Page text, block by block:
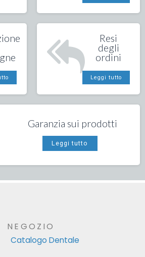
Resi
degli
ordini
Leggi tutto
Garanzia sui prodotti
Leggi tutto
NEGOZIO
Catalogo Dentale